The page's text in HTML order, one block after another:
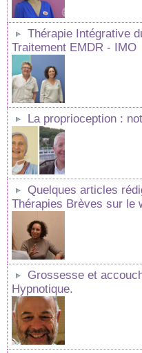
Thérapie Intégrative
Traitement EMDR - IMO
La proprioception :
Quelques articles
Thérapies Brèves sur le
Grossesse et
Hypnotique.